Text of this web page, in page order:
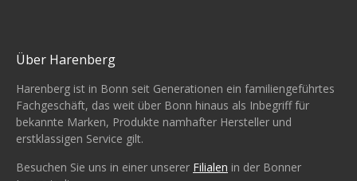
Über Harenberg
Harenberg ist in Bonn seit Generationen ein familiengeführtes
Fachgeschäft, das weit über Bonn hinaus als Inbegriff für
bekannte Marken, Produkte namhafter Hersteller und
erstklassigen Service gilt.
Besuchen Sie uns in einer unserer Filialen in der Bonner